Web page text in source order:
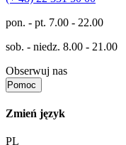
pon. - pt. 7.00 - 22.00
sob. - niedz. 8.00 - 21.00
Obserwuj nas
Pomoc
Zmień język
PL